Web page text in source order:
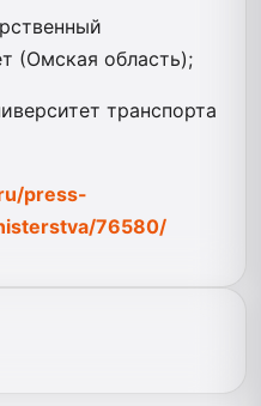
(Омская область);
транспорта
press-
76580/